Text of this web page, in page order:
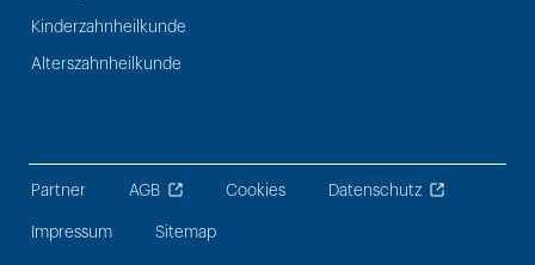
Kinderzahnheilkunde
Alterszahnheilkunde
Partner AGB Cookies Datenschutz
Impressum Sitemap